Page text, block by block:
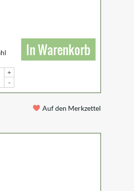
+
-
In Warenkorb
Auf den Merkzettel